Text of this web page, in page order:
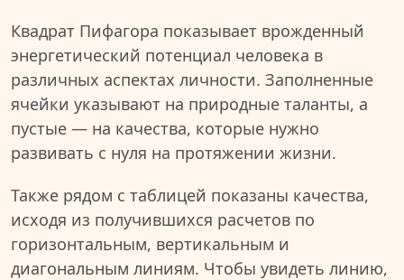
Квадрат Пифагора показывает врожденный
энергетический потенциал человека в
различных аспектах личности. Заполненные
ячейки указывают на природные таланты, а
пустые — на качества, которые нужно
развивать с нуля на протяжении жизни.
Также рядом с таблицей показаны качества,
исходя из получившихся расчетов по
горизонтальным, вертикальным и
диагональным линиям. Чтобы увидеть линию,